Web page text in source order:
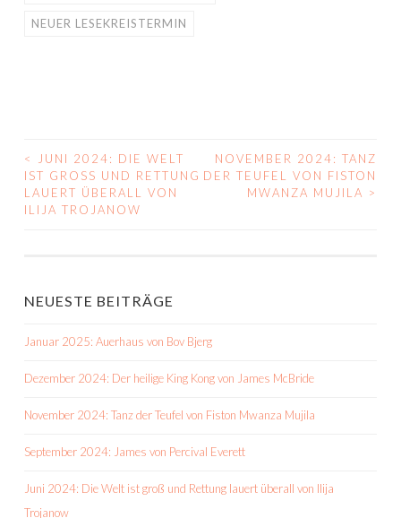
NEUER LESEKREISTERMIN
BEITRAGS-
NAVIGATION
<
JUNI 2024: DIE WELT
IST GROSS UND RETTUNG L
AUERT ÜBERALL VON
ILIJA TROJANOW
NOVEMBER 2024: TANZ
DER TEUFEL VON FISTON
MWANZA MUJILA >
NEUESTE BEITRÄGE
Januar 2025: Auerhaus von Bov Bjerg
Dezember 2024: Der heilige King Kong von James McBride
November 2024: Tanz der Teufel von Fiston Mwanza Mujila
September 2024: James von Percival Everett
Juni 2024: Die Welt ist groß und Rettung lauert überall von Ilija
Trojanow